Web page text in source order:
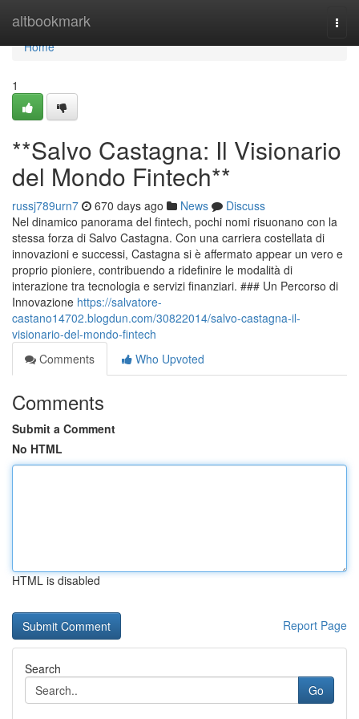
altbookmark
Home
Home
1
**Salvo Castagna: Il Visionario
del Mondo Fintech**
russj789urn7 670 days ago News
Discuss
Nel dinamico panorama del fintech, pochi nomi risuonano con la
stessa forza di Salvo Castagna. Con una carriera costellata di
innovazioni e successi, Castagna si è affermato appear un vero e
proprio pioniere, contribuendo a ridefinire le modalità di
interazione tra tecnologia e servizi finanziari. ### Un Percorso di
Innovazione https://salvatore-
castano14702.blogdun.com/30822014/salvo-castagna-il-
visionario-del-mondo-fintech
Comments
Who Upvoted
Comments
Submit a Comment
No HTML
HTML is disabled
Report Page
Search
Go